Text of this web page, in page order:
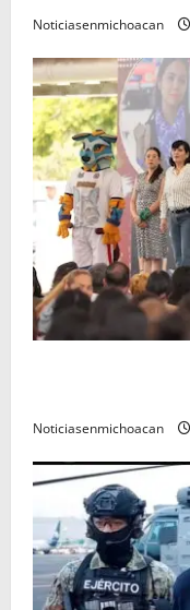
Noticiasenmichoacan
Noticiasenmichoacan